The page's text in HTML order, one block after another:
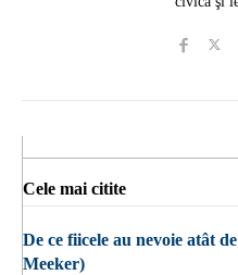
Cele mai citite
De ce fiicele au nevoie atât
Meeker)